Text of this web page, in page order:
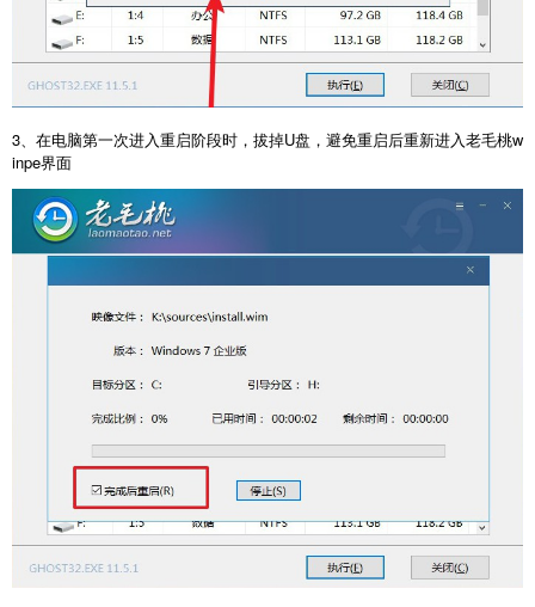
3、在电脑第一次进入重启阶段时，拔掉U盘，避免重启后重新进入老毛桃w
inpe界面